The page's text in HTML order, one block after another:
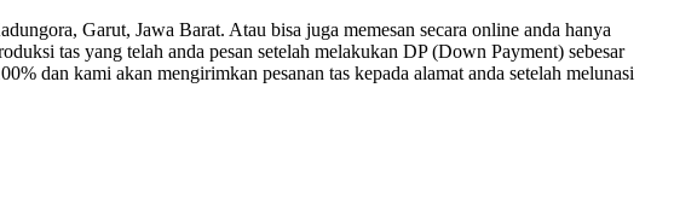
Garut, Jawa Barat. Atau bisa juga memesan secara online anda hanya
tas yang telah anda pesan setelah melakukan DP (Down Payment) sebesar
dan kami akan mengirimkan pesanan tas kepada alamat anda setelah melunasi